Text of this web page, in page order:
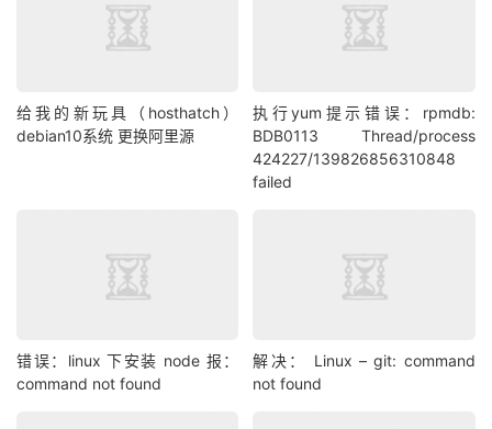
给我的新玩具（hosthatch）
debian10系统 更换阿里源
执行yum提示错误：rpmdb:
BDB0113 Thread/process
424227/139826856310848
failed
错误：linux 下安装 node 报：
command not found
解决： Linux – git: command
not found